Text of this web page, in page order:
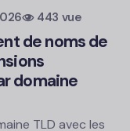
443 vue
de noms de
domaine
TLD avec les